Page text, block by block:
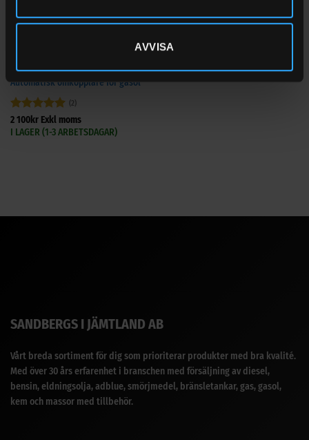
AVVISA
GASOLKOPPLINGAR
Automatisk omkopplare för gasol
Betygsatt 5
av 5
(2)
2 100krExkl moms
I LAGER (1-3 ARBETSDAGAR)
SANDBERGS I JÄMTLAND AB
Vårt breda sortiment för dig som prioriterar produkter med bra kvalité.
Med över 30 års erfarenhet i branschen med försäljning av diesel,
bensin, eldningsolja, adblue, smörjmedel, bränsletankar, gas, gasol,
kem och massor med tillbehör.